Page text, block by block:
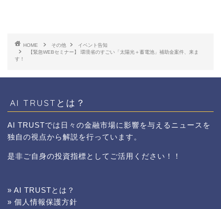
HOME その他
イベント告知
【緊急WEBセミナー】 環境省のすごい「太陽光＋蓄電池」補助金案件、来ま
す！
AI TRUSTとは？
AI TRUSTでは日々の金融市場に影響を与えるニュースを
独自の視点から解説を行っています。
是非ご自身の投資指標としてご活用ください！！
» AI TRUSTとは？
» 個人情報保護方針